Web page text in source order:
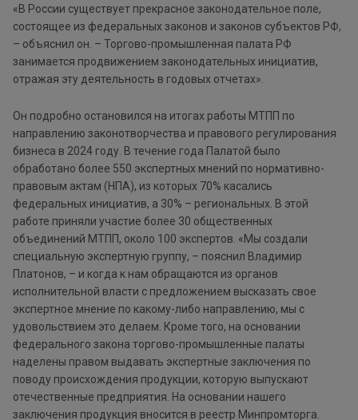
«В России существует прекрасное законодательное поле,
состоящее из федеральных законов и законов субъектов РФ,
– объяснил он. – Торгово-промышленная палата РФ
занимается продвижением законодательных инициатив,
отражая эту деятельность в годовых отчетах».
Он подробно остановился на итогах работы МТПП по
направлению законотворчества и правового регулирования
бизнеса в 2024 году. В течение года Палатой было
обработано более 550 экспертных мнений по нормативно-
правовым актам (НПА), из которых 70% касались
федеральных инициатив, а 30% – региональных. В этой
работе приняли участие более 30 общественных
объединений МТПП, около 100 экспертов. «Мы создали
специальную экспертную группу, – пояснил Владимир
Платонов, – и когда к нам обращаются из органов
исполнительной власти с предложением высказать свое
экспертное мнение по какому-либо направлению, мы с
удовольствием это делаем. Кроме того, на основании
федерального закона торгово-промышленные палаты
наделены правом выдавать экспертные заключения по
поводу происхождения продукции, которую выпускают
отечественные предприятия. На основании нашего
заключения продукция вносится в реестр Минпромторга.